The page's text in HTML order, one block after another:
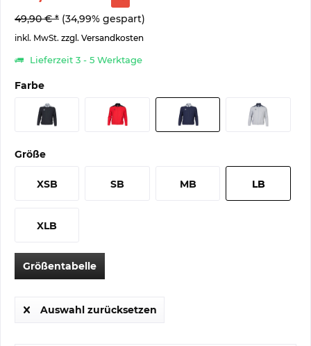
49,90 € * (34,99% gespart)
inkl. MwSt. zzgl. Versandkosten
Lieferzeit 3 - 5 Werktage
Farbe
Größe
XSB SB MB LB
XLB
Größentabelle
Auswahl zurücksetzen